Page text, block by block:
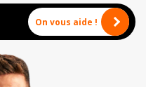
On vous aide !